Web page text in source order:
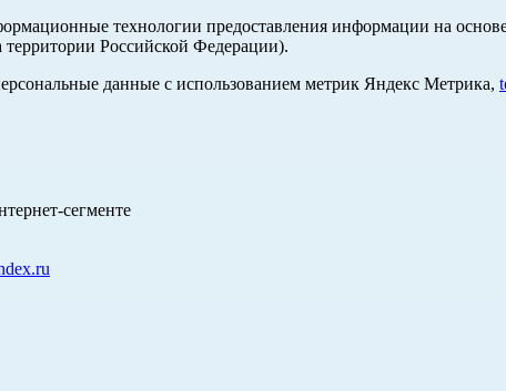
технологии предоставления информации на
Российской Федерации).
данные с использованием метрик Яндекс Метрика,
сегменте